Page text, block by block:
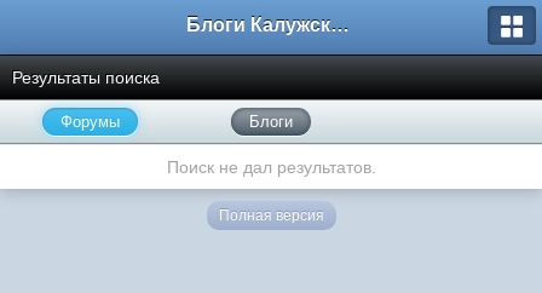
Блоги Калужского перекрестка
Результаты поиска
Форумы Блоги
Поиск не дал результатов.
Полная версия